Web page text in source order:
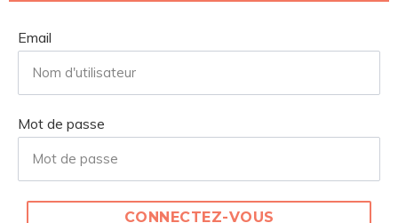
Email
Mot de passe
CONNECTEZ-VOUS